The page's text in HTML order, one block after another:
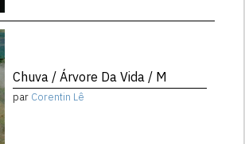
Chuva / Árvore Da Vida / M
par Corentin Lê